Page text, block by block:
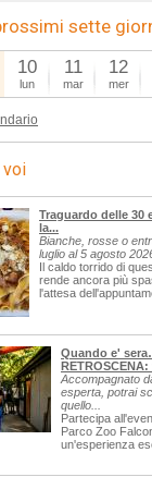
sette
10
lun
11
mar
12
mer
voi
Traguardo delle 30
la...
Bianche, rosse o
luglio al 5 agosto
Il caldo torrido di
rende ancora più
l'attesa
Quando e'
Accompagnato
esperta, potrai
quello...
Partecipa
Parco Zoo
un'esperienza